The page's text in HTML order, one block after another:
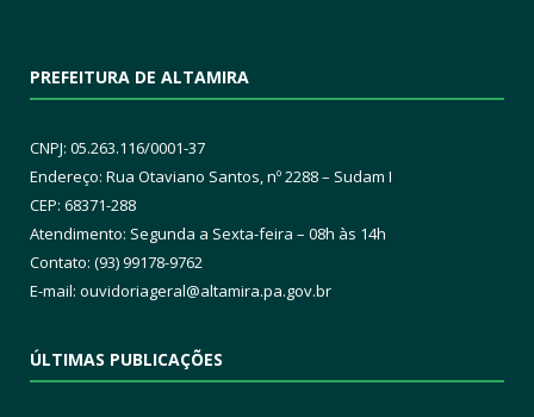
PREFEITURA DE ALTAMIRA
CNPJ: 05.263.116/0001-37
Endereço: Rua Otaviano Santos, nº 2288 – Sudam I
CEP: 68371-288
Atendimento: Segunda a Sexta-feira – 08h às 14h
Contato: (93) 99178-9762
E-mail: ouvidoriageral@altamira.pa.gov.br
ÚLTIMAS PUBLICAÇÕES